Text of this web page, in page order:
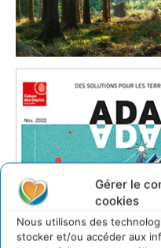
Gérer le
cookies
Nous utilisons des
stocker et/ou accéder aux